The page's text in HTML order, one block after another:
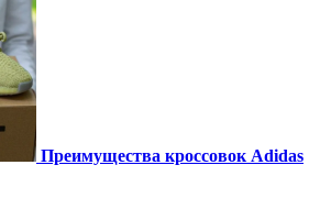
Преимущества кроссовок Adidas